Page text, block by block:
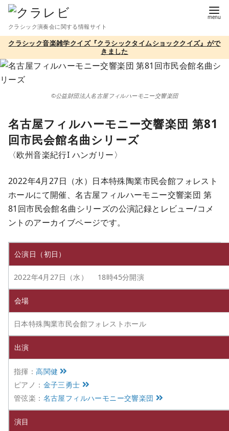
テ
ツ
へ
クラシック演奏会に関する情報サイト
クラシック音楽雑学クイズ『クラシックタイムショッククイズ』がで
きました
©公益財団法人名古屋フィルハーモニー交響楽団
名古屋フィルハーモニー交響楽団 第81
回市民会館名曲シリーズ
〈欧州音楽紀行I ハンガリー〉
2022年4月27日（水）日本特殊陶業市民会館フォレスト
ホールにて開催、名古屋フィルハーモニー交響楽団 第
81回市民会館名曲シリーズの公演記録とレビュー/コメ
ントのアーカイブページです。
公演日（初日）
2022年4月27日（水） 18時45分開演
会場
日本特殊陶業市民会館フォレストホール
出演
指揮：高関健
ピアノ： 金子三勇士
管弦楽： 名古屋フィルハーモニー交響楽団
演目